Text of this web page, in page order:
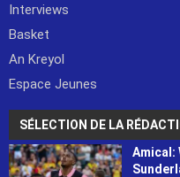
Interviews
Basket
An Kreyol
Espace Jeunes
SÉLECTION DE LA
Amical: